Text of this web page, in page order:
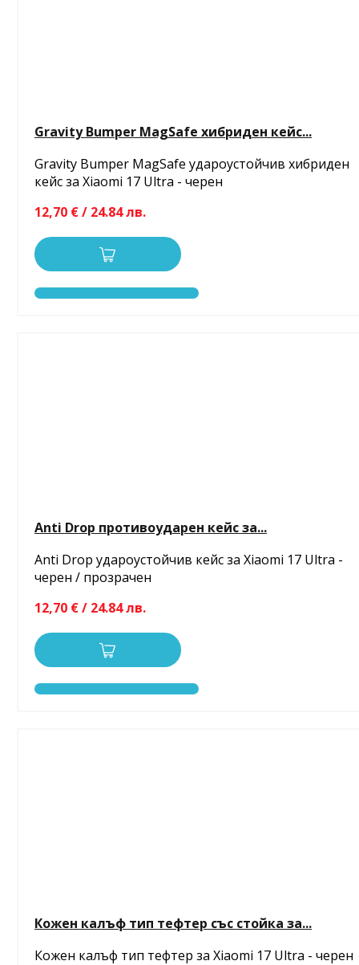
Gravity Bumper MagSafe хибриден кейс...
Gravity Bumper MagSafe удароустойчив хибриден
кейс за Xiaomi 17 Ultra - черен
12,70 € / 24.84 лв.
Anti Drop противоударен кейс за...
Anti Drop удароустойчив кейс за Xiaomi 17 Ultra -
черен / прозрачен
12,70 € / 24.84 лв.
Кожен калъф тип тефтер със стойка за...
Кожен калъф тип тефтер за Xiaomi 17 Ultra - черен